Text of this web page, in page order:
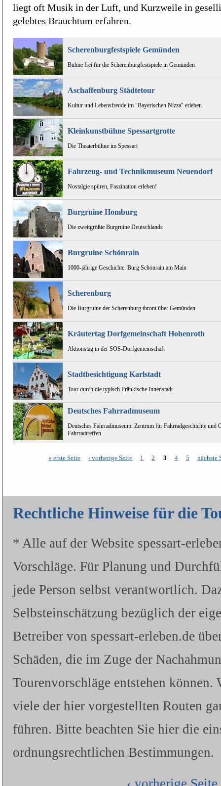
liegt oft Musik in der Luft, und Kurzweile in
gelebtes Brauchtum erfahren.
Scherenburgfestspiele Gemünden
Bühne frei für die Scherenburgfestspiele in Gemünden
Aschaffenburg Städtetour
Kultur und Lebensfreude im "Bayerischen Nizza" erleben
Kleinkunstbühne Spessartgrotte
Die Theaterbühne im Spessart
Fahrzeug- und Technikmuseum Neuendorf
Nostalgie spüren, Faszination erleben!
Burgruine Homburg
Die zweitgrößte Burgruine Deutschlands
Burgruine Schönrain
1000-jährige Geschichte: Burg Schönrain am Main
Scherenburg
Die Burgruine der Scherenburg thront über Gemünden
Kräutertag Dorfgemeinschaft Hohenroth
Aktionstag in der SOS-Dorfgemeinschaft
Stadtbesichtigung Karlstadt
Tour durch die typisch Fränkische Innenstadt
Deutsches Fahrradmuseum
Deutsches Fahrradmuseum: Zentrum für Fahrradgeschichte und
Fahrradtreffen
« erste Seite ‹ vorherige Seite 1 2 3 4 5 nächste
Rechtliche Hinweise für die
* Alle auf der Website spessart-
Vorschläge. Für Planung und
jede Person selbst verantwortlich.
Selbsteinschätzung bezüglich der
Betreiber von spessart-erleben.de
Schäden, die im Zuge der
Tourenvorschläge entstehen
viele der hier vorgestellten Routen
führen. Bitte beachten Sie hier die
ordnungsrechtlichen Bestimmungen.